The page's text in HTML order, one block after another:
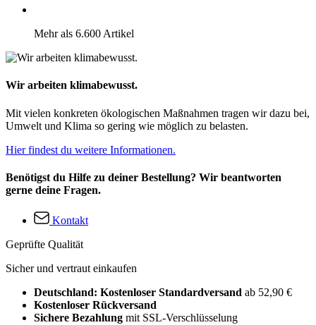
Mehr als 6.600 Artikel
Wir arbeiten klimabewusst.
Mit vielen konkreten ökologischen Maßnahmen tragen wir dazu bei,
Umwelt und Klima so gering wie möglich zu belasten.
Hier findest du weitere Informationen.
Benötigst du Hilfe zu deiner Bestellung? Wir beantworten
gerne deine Fragen.
Kontakt
Geprüfte Qualität
Sicher und vertraut einkaufen
Deutschland: Kostenloser Standardversand ab 52,90 €
Kostenloser Rückversand
Sichere Bezahlung mit SSL-Verschlüsselung